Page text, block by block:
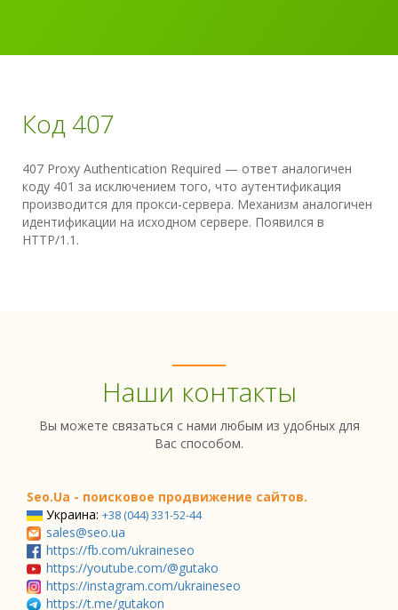
Код 407
407 Proxy Authentication Required — ответ аналогичен
коду 401 за исключением того, что аутентификация
производится для прокси-сервера. Механизм аналогичен
идентификации на исходном сервере. Появился в
HTTP/1.1.
Наши контакты
Вы можете связаться с нами любым из удобных для
Вас способом.
Seo.Ua - поисковое продвижение сайтов.
Украина: +38 (044) 331-52-44
sales@seo.ua
https://fb.com/ukraineseo
https://youtube.com/@gutako
https://instagram.com/ukraineseo
https://t.me/gutakon